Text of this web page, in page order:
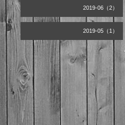
2019-06（2）
2019-05（1）